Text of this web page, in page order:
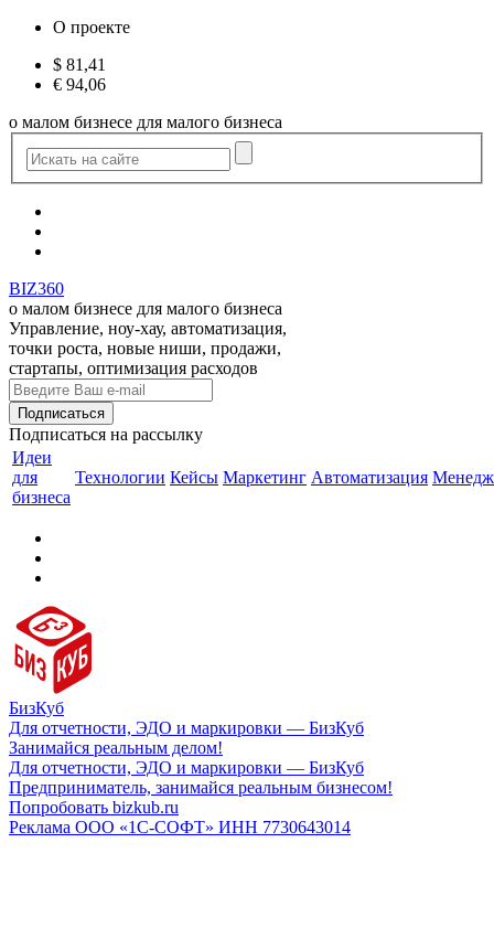
О проекте
$ 81,41
€ 94,06
о малом бизнесе для малого бизнеса
BIZ360
о малом бизнесе для малого бизнеса
Управление, ноу-хау, автоматизация,
точки роста, новые ниши, продажи,
стартапы, оптимизация расходов
Подписаться на рассылку
Идеи
для
бизнеса
Технологии Кейсы Маркетинг Автоматизация
БизКуб
Для отчетности, ЭДО и маркировки — БизКуб
Занимайся реальным делом!
Для отчетности, ЭДО и маркировки — БизКуб
Предприниматель, занимайся реальным бизнесом!
Попробовать bizkub.ru
Реклама ООО «1С-СОФТ» ИНН 7730643014